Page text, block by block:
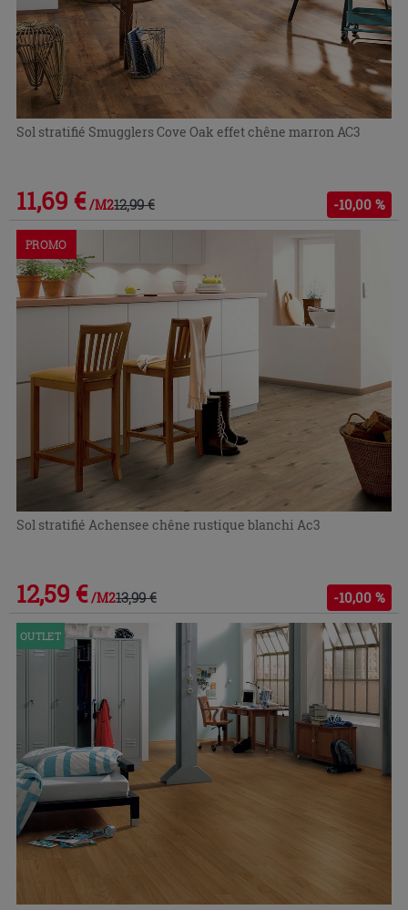
Sol stratifié Smugglers Cove Oak effet chêne marron AC3
11,69 € /M212,99 € -10,00 %
PROMO
Sol stratifié Achensee chêne rustique blanchi Ac3
12,59 € /M213,99 € -10,00 %
OUTLET